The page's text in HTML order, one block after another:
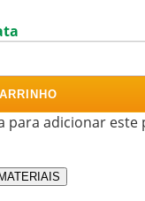
para adicionar